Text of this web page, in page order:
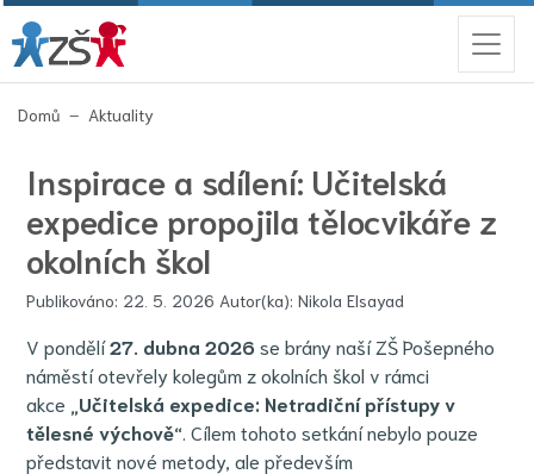
Domů Aktuality
Inspirace a sdílení: Učitelská
expedice propojila tělocvikáře z
okolních škol
Publikováno: 22. 5. 2026 Autor(ka): Nikola Elsayad
V pondělí27. dubna 2026 se brány naší ZŠ Pošepného
náměstí otevřely kolegům z okolních škol v rámci
akce
„Učitelská expedice: Netradiční přístupy v
tělesné výchově“ . Cílem tohoto setkání nebylo pouze
představit nové metody, ale především